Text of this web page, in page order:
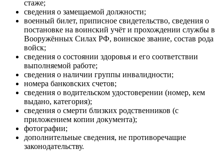
стаже;
сведения о замещаемой должности;
военный билет, приписное свидетельство, сведения о
постановке на воинский учёт и прохождении службы в
Вооружённых Силах РФ, воинское звание, состав рода
войск;
сведения о состоянии здоровья и его соответствии
выполняемой работе;
сведения о наличии группы инвалидности;
номера банковских счетов;
сведения о водительском удостоверении (номер, кем
выдано, категория);
сведения о смерти близких родственников (с
приложением копии документа);
фотографии;
дополнительные сведения, не противоречащие
законодательству.